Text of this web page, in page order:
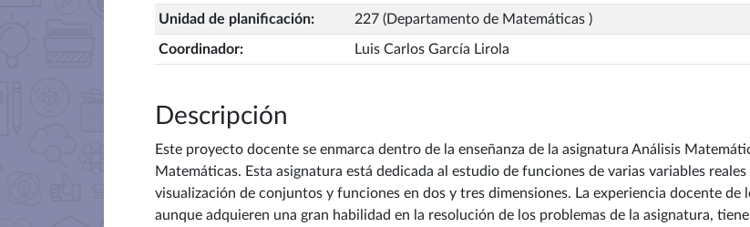
Unidad de planificación: 227 (Departamento de Matemáticas )
Coordinador: Luis Carlos García Lirola
Descripción
Este proyecto docente se enmarca dentro de la enseñanza de la asignatura Análisis
Matemáticas. Esta asignatura está dedicada al estudio de funciones de varias variables
visualización de conjuntos y funciones en dos y tres dimensiones. La experiencia docente
aunque adquieren una gran habilidad en la resolución de los problemas de la asignatura,